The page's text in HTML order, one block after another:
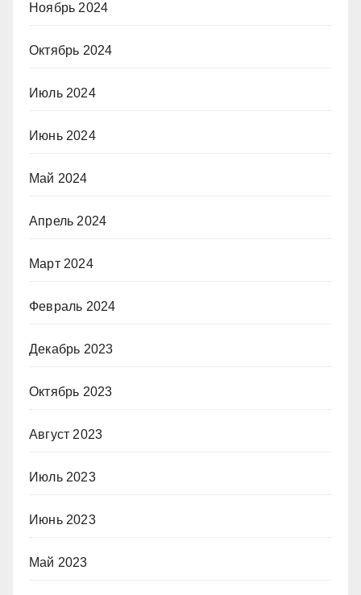
Ноябрь 2024
Октябрь 2024
Июль 2024
Июнь 2024
Май 2024
Апрель 2024
Март 2024
Февраль 2024
Декабрь 2023
Октябрь 2023
Август 2023
Июль 2023
Июнь 2023
Май 2023